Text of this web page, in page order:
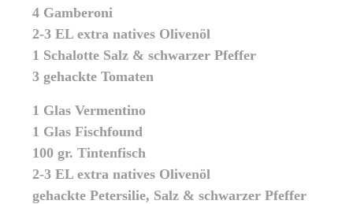
4 Gamberoni
2-3 EL extra natives Olivenöl
1 Schalotte Salz & schwarzer Pfeffer
3 gehackte Tomaten
1 Glas Vermentino
1 Glas Fischfound
100 gr. Tintenfisch
2-3 EL extra natives Olivenöl
gehackte Petersilie, Salz & schwarzer Pfeffer